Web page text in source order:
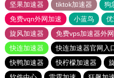
坚果加速器
tiktok加速器
狗
免费vqn外网加速
小蓝鸟
旋风加速器
免费vps加速器外
快连加速器
快连加速器官网入
快鸭加速器
快柠檬加速器